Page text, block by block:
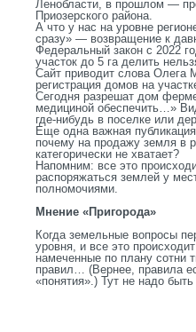
Ленобласти, в прошлом —
Приозерского района.
А что у нас на уровне
сразу» — возвращение к
Федеральный закон с 2022
участок до 5 га делить
Сайт приводит слова Олега
регистрация домов на
Сегодня разрешат дом
медициной обеспечить…»
где-нибудь в поселке или
Еще одна важная
почему на продажу земля в
категорически не хватает?
Напомним: все это
распоряжаться землей у
полномочиями.
Мнение «Пригорода»
Когда земельные вопросы
уровня, и все это
намеченные по плану сотни
правил… (Вернее, правила
«понятия».) Тут не надо